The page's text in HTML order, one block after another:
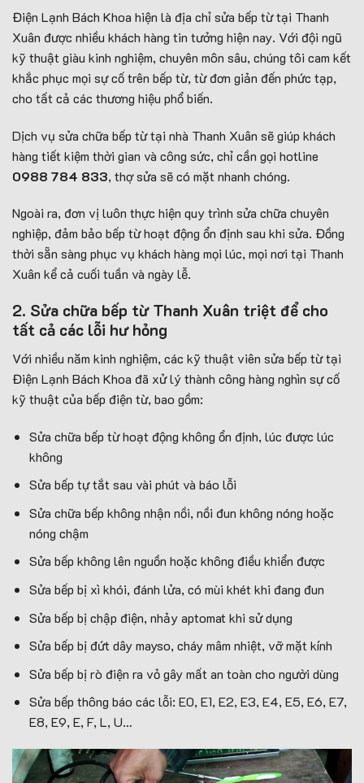
Điện Lạnh Bách Khoa hiện là địa chỉ sửa bếp từ tại Thanh
Xuân được nhiều khách hàng tin tưởng hiện nay. Với đội ngũ
kỹ thuật giàu kinh nghiệm, chuyên môn sâu, chúng tôi cam kết
khắc phục mọi sự cố trên bếp từ, từ đơn giản đến phức tạp,
cho tất cả các thương hiệu phổ biến.
Dịch vụ sửa chữa bếp từ tại nhà Thanh Xuân sẽ giúp khách
hàng tiết kiệm thời gian và công sức, chỉ cần gọi hotline
0988 784 833, thợ sửa sẽ có mặt nhanh chóng.
Ngoài ra, đơn vị luôn thực hiện quy trình sửa chữa chuyên
nghiệp, đảm bảo bếp từ hoạt động ổn định sau khi sửa. Đồng
thời sẵn sàng phục vụ khách hàng mọi lúc, mọi nơi tại Thanh
Xuân kể cả cuối tuần và ngày lễ.
2. Sửa chữa bếp từ Thanh Xuân triệt để cho
tất cả các lỗi hư hỏng
Với nhiều năm kinh nghiệm, các kỹ thuật viên sửa bếp từ tại
Điện Lạnh Bách Khoa đã xử lý thành công hàng nghìn sự cố
kỹ thuật của bếp điện từ, bao gồm:
Sửa chữa bếp từ hoạt động không ổn định, lúc được lúc
không
Sửa bếp tự tắt sau vài phút và báo lỗi
Sửa chữa bếp không nhận nồi, nồi đun không nóng hoặc
nóng chậm
Sửa bếp không lên nguồn hoặc không điều khiển được
Sửa bếp bị xì khói, đánh lửa, có mùi khét khi đang đun
Sửa bếp bị chập điện, nhảy aptomat khi sử dụng
Sửa bếp bị đứt dây mayso, cháy mâm nhiệt, vỡ mặt kính
Sửa bếp bị rò điện ra vỏ gây mất an toàn cho người dùng
Sửa bếp thông báo các lỗi: E0, E1, E2, E3, E4, E5, E6, E7,
E8, E9, E, F, L, U…